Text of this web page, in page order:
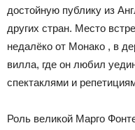
достойную публику из
других стран. Место
недалёко от Монако , в
вилла, где он любил
спектаклями и
Роль великой Марго